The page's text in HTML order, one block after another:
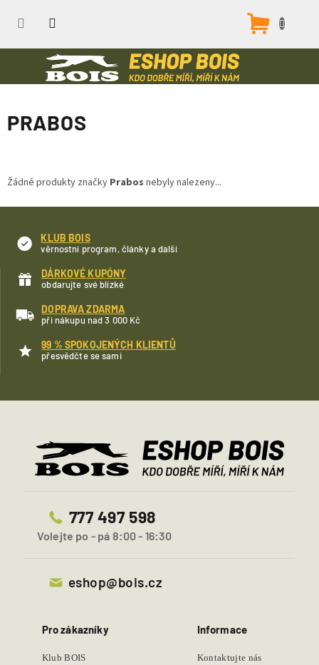
PRABOS
Žádné produkty značky Prabos nebyly nalezeny...
KLUB BOIS
věrnostní program, články a další
DÁRKOVÉ KUPÓNY
obdarujte své blízké
DOPRAVA ZDARMA
při nákupu nad 3 000 Kč
99 % SPOKOJENÝCH KLIENTŮ
přesvědčte se sami
777 497 598
Volejte po - pá 8:00 - 16:30
eshop@bois.cz
Pro zákazníky
Klub BOIS
Informace
Kontaktujte nás